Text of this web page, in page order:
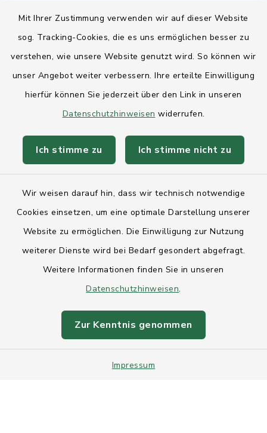
Mit Ihrer Zustimmung verwenden wir auf dieser Website
sog. Tracking-Cookies, die es uns ermöglichen besser zu
verstehen, wie unsere Website genutzt wird. So können wir
unser Angebot weiter verbessern. Ihre erteilte Einwilligung
hierfür können Sie jederzeit über den Link in unseren
Datenschutzhinweisen widerrufen.
Ich stimme zu Ich stimme nicht zu
Wir weisen darauf hin, dass wir technisch notwendige
Cookies einsetzen, um eine optimale Darstellung unserer
Website zu ermöglichen. Die Einwilligung zur Nutzung
weiterer Dienste wird bei Bedarf gesondert abgefragt.
Weitere Informationen finden Sie in unseren
Datenschutzhinweisen.
Zur Kenntnis genommen
Impressum
Ihre Behördennummer 115
Landesregierung Schleswig-Holstein
AktivRegion Mittelholstein
Anfahrt
Datenschutz
Sitemap
Intranet